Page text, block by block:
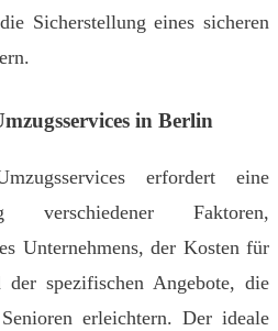
Sicherstellung eines sicheren
in Berlin
erfordert eine
verschiedener Faktoren,
Unternehmens, der Kosten für
spezifischen Angebote, die
erleichtern. Der ideale